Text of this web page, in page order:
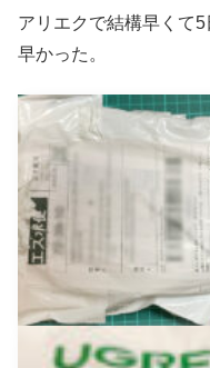
アリエクで結構早くて
早かった。